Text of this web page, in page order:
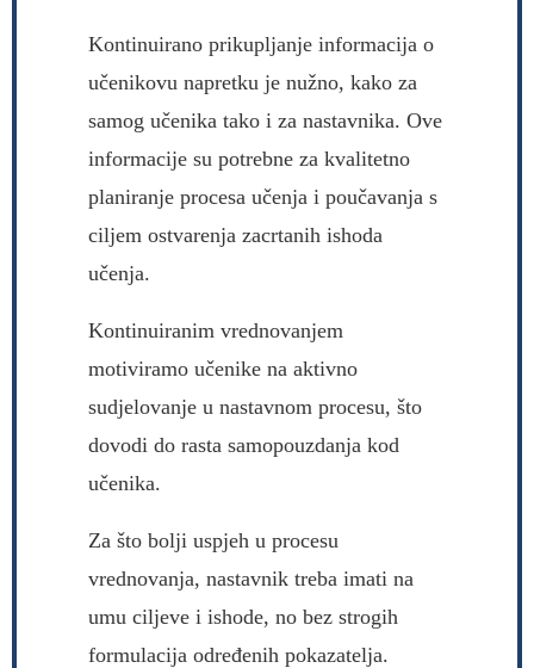
Kontinuirano prikupljanje informacija o
učenikovu napretku je nužno, kako za
samog učenika tako i za nastavnika. Ove
informacije su potrebne za kvalitetno
planiranje procesa učenja i poučavanja s
ciljem ostvarenja zacrtanih ishoda
učenja.
Kontinuiranim vrednovanjem
motiviramo učenike na aktivno
sudjelovanje u nastavnom procesu, što
dovodi do rasta samopouzdanja kod
učenika.
Za što bolji uspjeh u procesu
vrednovanja, nastavnik treba imati na
umu ciljeve i ishode, no bez strogih
formulacija određenih pokazatelja.